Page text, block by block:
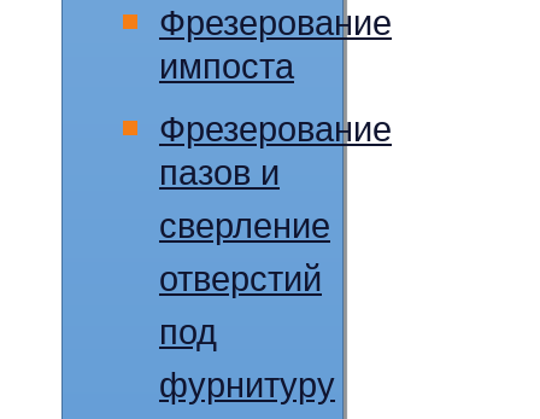
Фрезерование
импоста
Фрезерование
пазов и
сверление
отверстий
под
фурнитуру